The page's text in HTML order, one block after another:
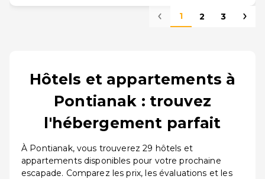
1 2 3
Hôtels et appartements à
Pontianak : trouvez
l'hébergement parfait
À Pontianak, vous trouverez 29 hôtels et
appartements disponibles pour votre prochaine
escapade. Comparez les prix, les évaluations et les